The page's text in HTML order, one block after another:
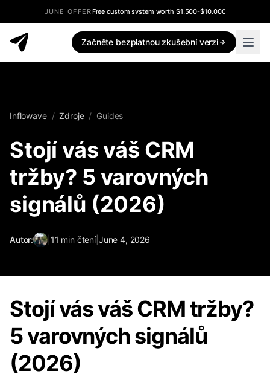
JUNE OFFERFree custom system worth $1,500-$10,000
Začněte bezplatnou zkušební verzi
Inflowave / Zdroje / Guides
Stojí vás váš CRM
tržby? 5 varovných
signálů (2026)
Autor: 11 min čtení| June 4, 2026
Stojí vás váš CRM tržby?
5 varovných signálů
(2026)